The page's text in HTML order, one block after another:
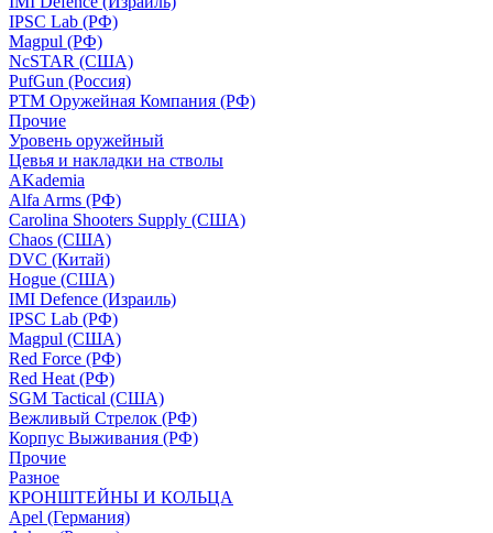
IPSC Lab (РФ)
Magpul (РФ)
NcSTAR (США)
PufGun (Россия)
РТМ Оружейная Компания (РФ)
Прочие
Уровень оружейный
Цевья и накладки на стволы
AKademia
Alfa Arms (РФ)
Carolina Shooters Supply (США)
Chaos (США)
DVC (Китай)
Hogue (США)
IMI Defence (Израиль)
IPSC Lab (РФ)
Magpul (США)
Red Force (РФ)
Red Heat (РФ)
SGM Tactical (США)
Вежливый Стрелок (РФ)
Корпус Выживания (РФ)
Прочие
Разное
КРОНШТЕЙНЫ И КОЛЬЦА
Apel (Германия)